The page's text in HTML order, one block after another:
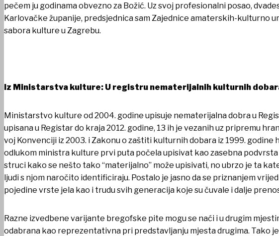
pečem ju godinama obvezno za Božić. Uz svoj profesionalni posao,
Karlovačke županije, predsjednica sam Zajednice amaterskih-kulturno
sabora kulture u Zagrebu.
Iz Ministarstva kulture: U registru nematerijalnih kulturnih
Ministarstvo kulture od 2004. godine upisuje nematerijalna dobra u
upisana u Registar do kraja 2012. godine, 13 ih je vezanih uz pripremu
voj Konvenciji iz 2003. i Zakonu o zaštiti kulturnih dobara iz 1999.
odlukom ministra kulture prvi puta počela upisivat kao zasebna
struci kako se nešto tako “materijalno” može upisivati, no ubrzo je ta
ljudi s njom naročito identificiraju. Postalo je jasno da se priznanjem
pojedine vrste jela kao i trudu svih generacija koje su čuvale i dalje
Razne izvedbene varijante bregofske pite mogu se naći i u drugim
odabrana kao reprezentativna pri predstavljanju mjesta drugima. Tako